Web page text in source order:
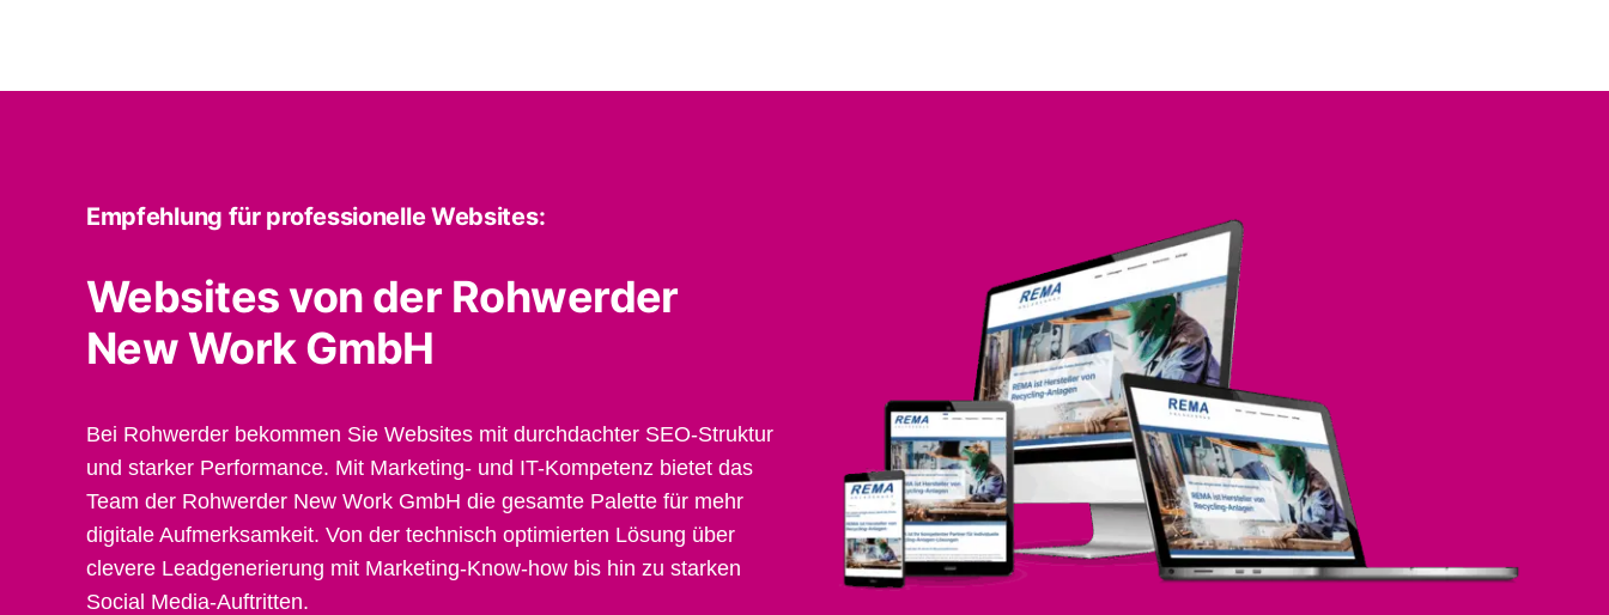
Empfehlung für professionelle Websites:
Websites von der Rohwerder
New Work GmbH
Bei Rohwerder bekommen Sie Websites mit durchdachter SEO-Struktur
und starker Performance. Mit Marketing- und IT-Kompetenz bietet das
Team der Rohwerder New Work GmbH die gesamte Palette für mehr
digitale Aufmerksamkeit. Von der technisch optimierten Lösung über
clevere Leadgenerierung mit Marketing-Know-how bis hin zu starken
Social Media-Auftritten.